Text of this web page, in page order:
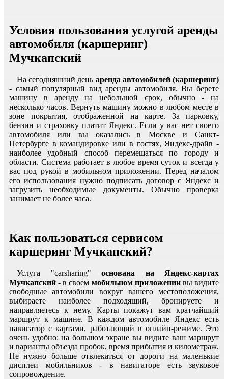
Условия пользования услугой аренды
автомобиля (каршеринг)
Мучкапский
На сегодняшний день аренда автомобилей (каршеринг)
- самый популярный вид аренды автомобиля. Вы берете
машину в аренду на небольшой срок, обычно - на
несколько часов. Вернуть машину можно в любом месте в
зоне покрытия, отображенной на карте. За парковку,
бензин и страховку платит Яндекс. Если у вас нет своего
автомобиля или вы оказались в Москве и Санкт-
Петербурге в командировке или в гостях, Яндекс-драйв -
наиболее удобный способ перемещаться по городу и
области. Система работает в любое время суток и всегда у
вас под рукой в мобильном приложении. Перед началом
его использования нужно подписать договор с Яндекс и
загрузить необходимые документы. Обычно проверка
занимает не более часа.
Как пользоваться сервисом
каршеринг Мучкапский?
Услуга "carsharing" основана на Яндекс-картах
Мучкапский - в своем мобильном приложениивы видите
свободные автомобили вокруг вашего местоположения,
выбираете наиболее подходящий, бронируете и
направляетесь к нему. Карты покажут вам кратчайший
маршрут к машине. В каждом автомобиле Яндекс есть
навигатор с картами, работающий в онлайн-режиме. Это
очень удобно: на большом экране вы видите ваш маршрут
и варианты объезда пробок, время прибытия и километраж.
Не нужно больше отвлекаться от дороги на маленькие
дисплеи мобильников - в навигаторе есть звуковое
сопровождение.